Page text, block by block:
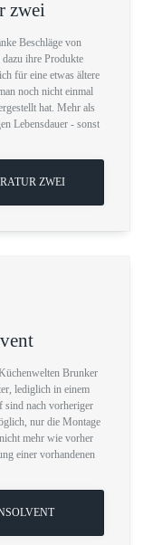
zwei
Beschläge von
ihre Produkte
für eine etwas ältere
noch nicht einmal
hat. Mehr als
Lebensdauer - sonst
ZWEI
Brunker
lediglich in einem
sind nach vorheriger
nur die Montage
mehr wie vorher
einer vorhandenen